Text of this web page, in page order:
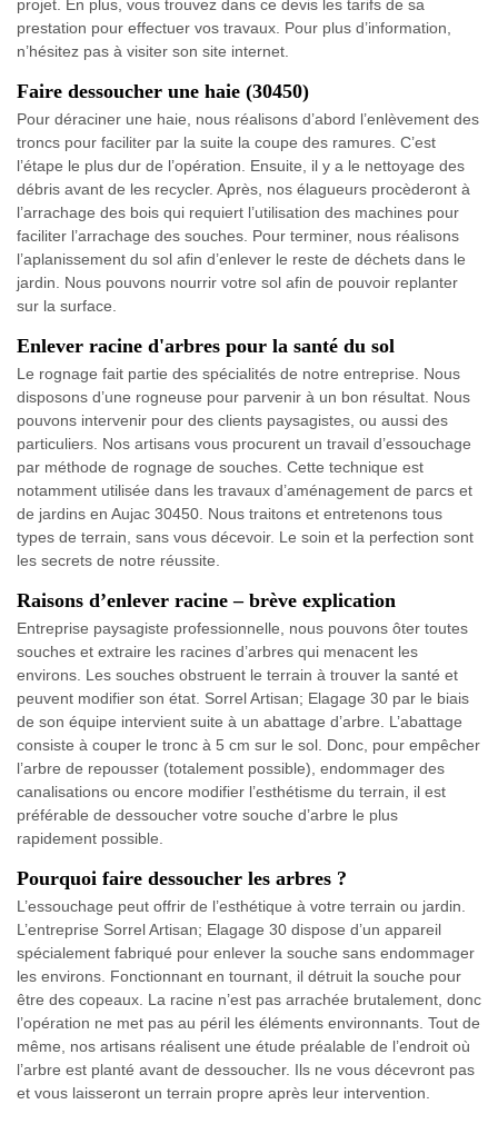
projet. En plus, vous trouvez dans ce devis les tarifs de sa
prestation pour effectuer vos travaux. Pour plus d’information,
n’hésitez pas à visiter son site internet.
Faire dessoucher une haie (30450)
Pour déraciner une haie, nous réalisons d’abord l’enlèvement des
troncs pour faciliter par la suite la coupe des ramures. C’est
l’étape le plus dur de l’opération. Ensuite, il y a le nettoyage des
débris avant de les recycler. Après, nos élagueurs procèderont à
l’arrachage des bois qui requiert l’utilisation des machines pour
faciliter l’arrachage des souches. Pour terminer, nous réalisons
l’aplanissement du sol afin d’enlever le reste de déchets dans le
jardin. Nous pouvons nourrir votre sol afin de pouvoir replanter
sur la surface.
Enlever racine d'arbres pour la santé du sol
Le rognage fait partie des spécialités de notre entreprise. Nous
disposons d’une rogneuse pour parvenir à un bon résultat. Nous
pouvons intervenir pour des clients paysagistes, ou aussi des
particuliers. Nos artisans vous procurent un travail d’essouchage
par méthode de rognage de souches. Cette technique est
notamment utilisée dans les travaux d’aménagement de parcs et
de jardins en Aujac 30450. Nous traitons et entretenons tous
types de terrain, sans vous décevoir. Le soin et la perfection sont
les secrets de notre réussite.
Raisons d’enlever racine – brève explication
Entreprise paysagiste professionnelle, nous pouvons ôter toutes
souches et extraire les racines d’arbres qui menacent les
environs. Les souches obstruent le terrain à trouver la santé et
peuvent modifier son état. Sorrel Artisan; Elagage 30 par le biais
de son équipe intervient suite à un abattage d’arbre. L’abattage
consiste à couper le tronc à 5 cm sur le sol. Donc, pour empêcher
l’arbre de repousser (totalement possible), endommager des
canalisations ou encore modifier l’esthétisme du terrain, il est
préférable de dessoucher votre souche d’arbre le plus
rapidement possible.
Pourquoi faire dessoucher les arbres ?
L’essouchage peut offrir de l’esthétique à votre terrain ou jardin.
L’entreprise Sorrel Artisan; Elagage 30 dispose d’un appareil
spécialement fabriqué pour enlever la souche sans endommager
les environs. Fonctionnant en tournant, il détruit la souche pour
être des copeaux. La racine n’est pas arrachée brutalement, donc
l’opération ne met pas au péril les éléments environnants. Tout de
même, nos artisans réalisent une étude préalable de l’endroit où
l’arbre est planté avant de dessoucher. Ils ne vous décevront pas
et vous laisseront un terrain propre après leur intervention.